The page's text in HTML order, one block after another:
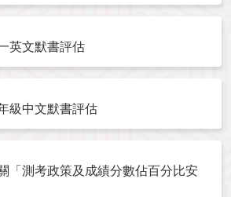
英文默書評估
級中文默書評估
「測考政策及成績分數佔百分比安